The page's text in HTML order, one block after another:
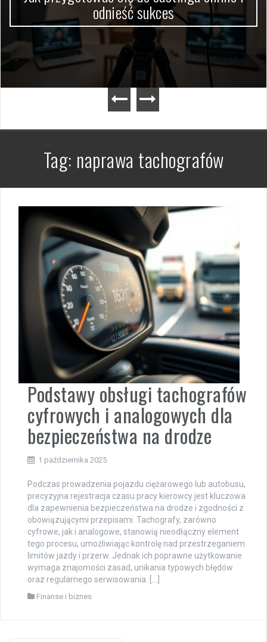
odnieść sukces
Tag: naprawa tachografów
Podstawy obsługi tachografów
cyfrowych i analogowych dla
bezpieczeństwa na drodze
1 października 2025
Podczas prowadzenia pojazdu ciężarowego lub autobusu,
precyzyjna rejestracja czasu pracy kierowcy jest kluczowa
dla zapewnienia bezpieczeństwa na drodze i zgodności z
obowiązującymi przepisami. Tachografy, zarówno
cyfrowe, jak i analogowe, stanowią nieodłączny element
tego procesu, umożliwiając kontrolę nad przestrzeganiem
limitów jazdy i przerw. Jednak ich poprawne użytkowanie
wymaga znajomości zasad, unikania typowych błędów
oraz regularnego serwisowania. […]
Finanse i biznes